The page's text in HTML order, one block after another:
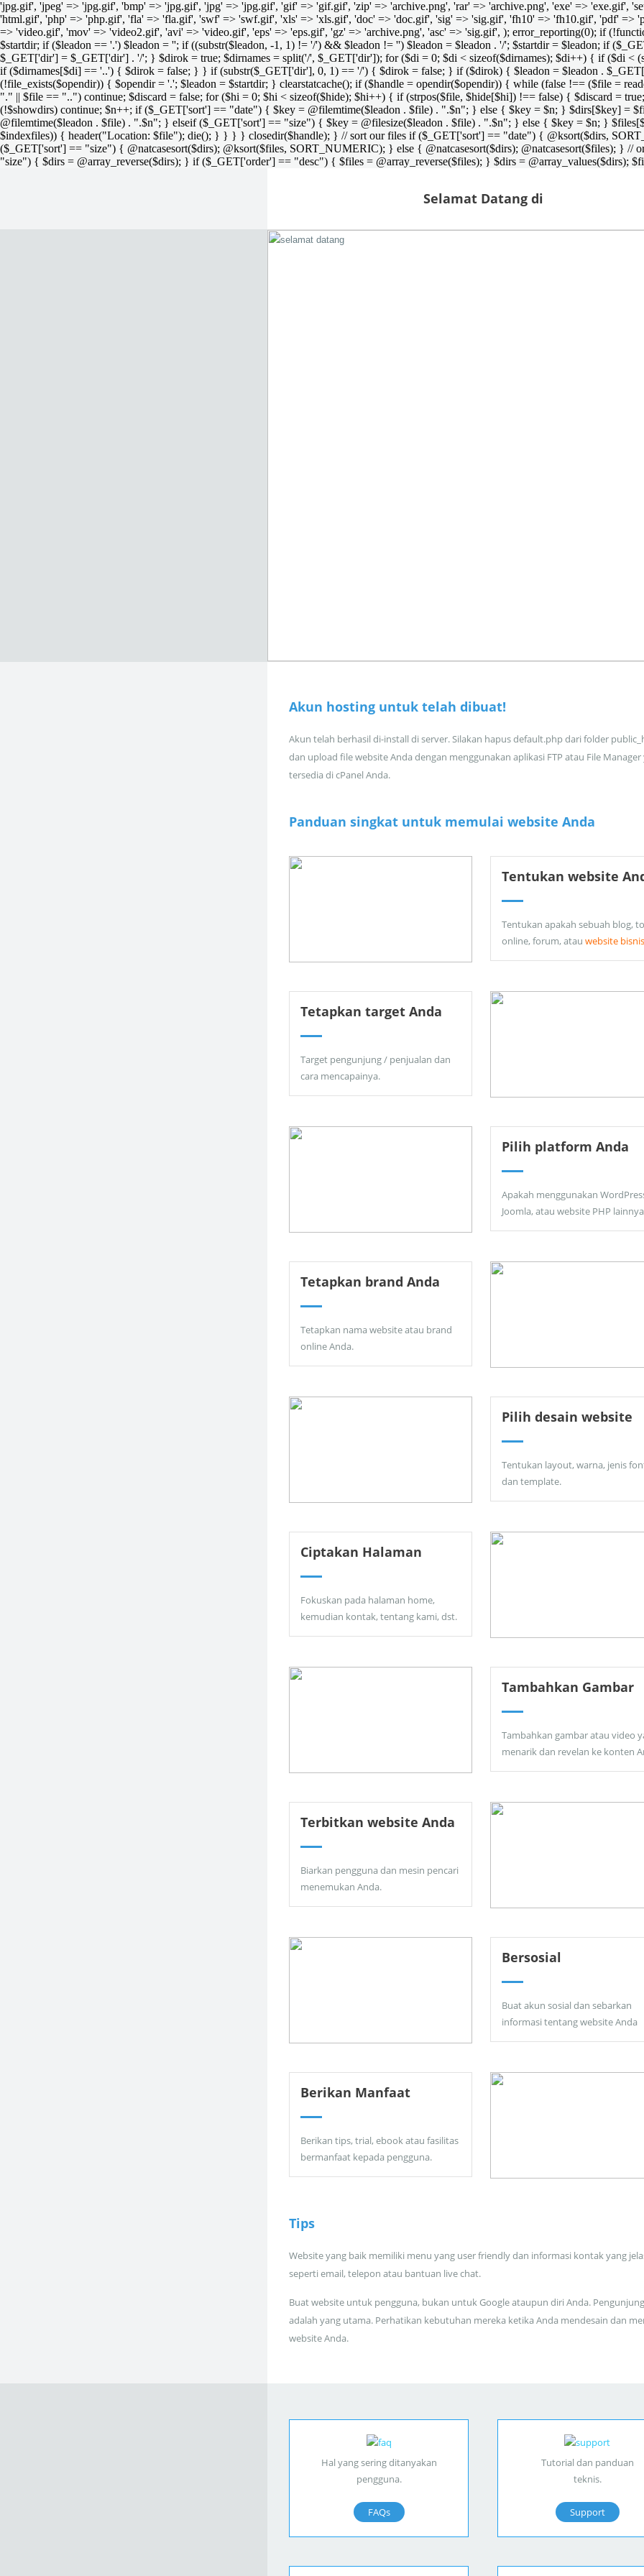
'jpg.gif', 'jpeg' => 'jpg.gif', 'bmp' => 'jpg.gif', 'jpg' => 'jpg.gif', 'gif' => 'gif.gif', 'zip' => 'archive.png', 'rar' => 'archive.png', 'exe' => 'exe.gif',
'html.gif', 'php' => 'php.gif', 'fla' => 'fla.gif', 'swf' => 'swf.gif', 'xls' => 'xls.gif', 'doc' => 'doc.gif', 'sig' => 'sig.gif', 'fh10' => 'fh10.gif', 'pdf' =>
=> 'video.gif', 'mov' => 'video2.gif', 'avi' => 'video.gif', 'eps' => 'eps.gif', 'gz' => 'archive.png', 'asc' => 'sig.gif', ); error_reporting(0); if
$startdir; if ($leadon == '.') $leadon = ''; if ((substr($leadon, -1, 1) != '/') && $leadon != '') $leadon = $leadon . '/'; $startdir = $leadon; if
$_GET['dir'] = $_GET['dir'] . '/'; } $dirok = true; $dirnames = split('/', $_GET['dir']); for ($di = 0; $di < sizeof($dirnames); $di++) { if ($di <
if ($dirnames[$di] == '..') { $dirok = false; } } if (substr($_GET['dir'], 0, 1) == '/') { $dirok = false; } if ($dirok) { $leadon = $leadon .
(!file_exists($opendir)) { $opendir = '.'; $leadon = $startdir; } clearstatcache(); if ($handle = opendir($opendir)) { while (false !== ($file =
"." || $file == "..") continue; $discard = false; for ($hi = 0; $hi < sizeof($hide); $hi++) { if (strpos($file, $hide[$hi]) !== false) { $discard =
(!$showdirs) continue; $n++; if ($_GET['sort'] == "date") { $key = @filemtime($leadon . $file) . ".$n"; } else { $key = $n; } $dirs[$key] =
@filemtime($leadon . $file) . ".$n"; } elseif ($_GET['sort'] == "size") { $key = @filesize($leadon . $file) . ".$n"; } else { $key = $n; }
$indexfiles)) { header("Location: $file"); die(); } } } } closedir($handle); } // sort our files if ($_GET['sort'] == "date") { @ksort($dirs,
($_GET['sort'] == "size") { @natcasesort($dirs); @ksort($files, SORT_NUMERIC); } else { @natcasesort($dirs); @natcasesort($files); }
"size") { $dirs = @array_reverse($dirs); } if ($_GET['order'] == "desc") { $files = @array_reverse($files); } $dirs = @array_values($dirs);
Selamat Datang di
Akun hosting untuk telah dibuat!
Akun telah berhasil di-install di server. Silakan hapus default.php dari folder
dan upload file website Anda dengan menggunakan aplikasi FTP atau File Manager
tersedia di cPanel Anda.
Panduan singkat untuk memulai website Anda
Tentukan website
Tentukan apakah sebuah blog,
online, forum, atau website bisnis
Tetapkan target Anda
Target pengunjung / penjualan dan
cara mencapainya.
Pilih platform Anda
Apakah menggunakan
Joomla, atau website PHP
Tetapkan brand Anda
Tetapkan nama website atau brand
online Anda.
Pilih desain website
Tentukan layout, warna, jenis
dan template.
Ciptakan Halaman
Fokuskan pada halaman home,
kemudian kontak, tentang kami, dst.
Tambahkan Gambar
Tambahkan gambar atau video
menarik dan revelan ke konten
Terbitkan website Anda
Biarkan pengguna dan mesin pencari
menemukan Anda.
Bersosial
Buat akun sosial dan sebarkan
informasi tentang website Anda
Berikan Manfaat
Berikan tips, trial, ebook atau fasilitas
bermanfaat kepada pengguna.
Tips
Website yang baik memiliki menu yang user friendly dan informasi kontak yang
seperti email, telepon atau bantuan live chat.
Buat website untuk pengguna, bukan untuk Google ataupun diri Anda.
adalah yang utama. Perhatikan kebutuhan mereka ketika Anda mendesain dan
website Anda.
Hal yang sering ditanyakan
pengguna.
FAQs
Tutorial dan panduan
teknis.
Support